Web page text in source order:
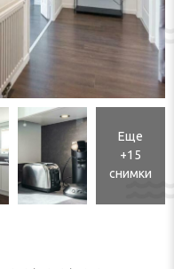
Еще
+15
снимки